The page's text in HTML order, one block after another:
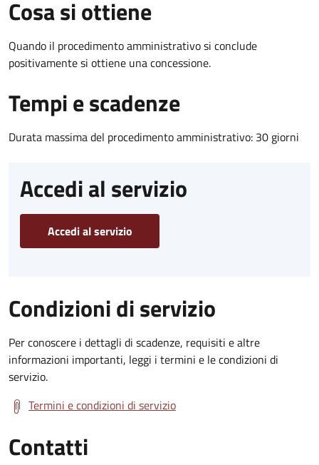
Cosa si ottiene
Quando il procedimento amministrativo si conclude
positivamente si ottiene una concessione.
Tempi e scadenze
Durata massima del procedimento amministrativo: 30 giorni
Accedi al servizio
Accedi al servizio
Condizioni di servizio
Per conoscere i dettagli di scadenze, requisiti e altre
informazioni importanti, leggi i termini e le condizioni di
servizio.
Termini e condizioni di servizio
Contatti